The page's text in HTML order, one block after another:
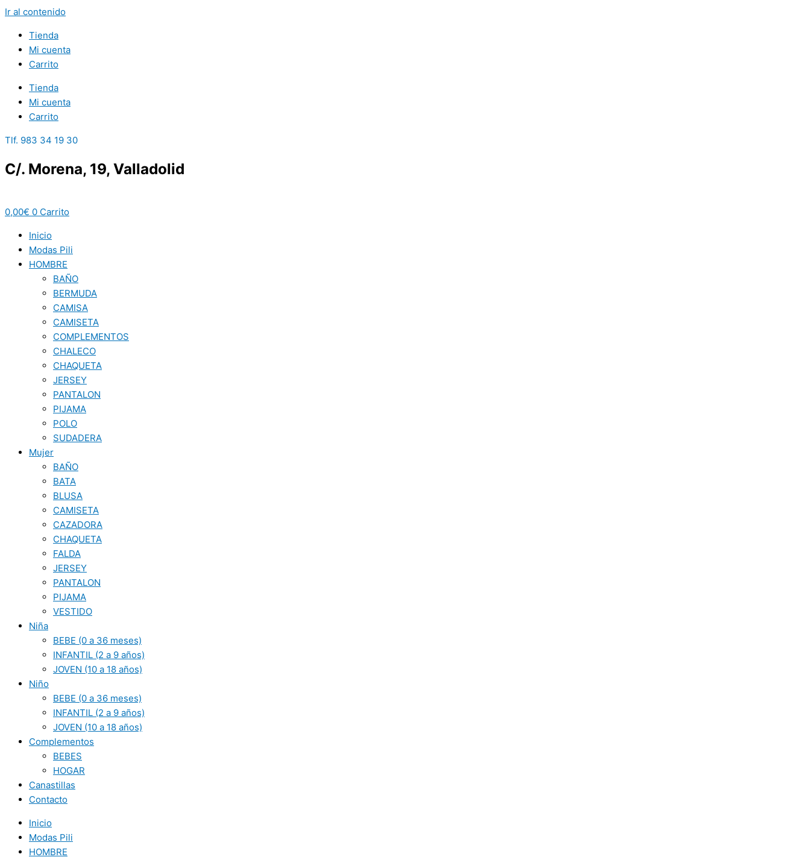
Ir al contenido
Tienda
Mi cuenta
Carrito
Tienda
Mi cuenta
Carrito
Tlf. 983 34 19 30
C/. Morena, 19, Valladolid
0,00€ 0 Carrito
Inicio
Modas Pili
HOMBRE
BAÑO
BERMUDA
CAMISA
CAMISETA
COMPLEMENTOS
CHALECO
CHAQUETA
JERSEY
PANTALON
PIJAMA
POLO
SUDADERA
Mujer
BAÑO
BATA
BLUSA
CAMISETA
CAZADORA
CHAQUETA
FALDA
JERSEY
PANTALON
PIJAMA
VESTIDO
Niña
BEBE (0 a 36 meses)
INFANTIL (2 a 9 años)
JOVEN (10 a 18 años)
Niño
BEBE (0 a 36 meses)
INFANTIL (2 a 9 años)
JOVEN (10 a 18 años)
Complementos
BEBES
HOGAR
Canastillas
Contacto
Inicio
Modas Pili
HOMBRE